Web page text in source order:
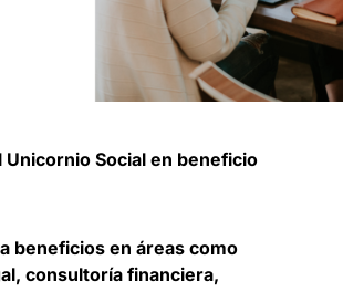
Social en beneficio
beneficios en áreas como
consultoría financiera,